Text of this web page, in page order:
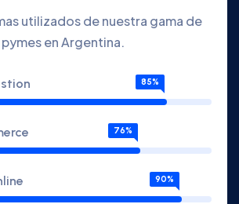
utilizados de nuestra gama de
en Argentina.
85%
76%
90%